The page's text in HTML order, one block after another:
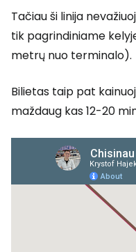
Tačiau ši linija
tik pagrindiniame
metrų nuo terminalo).
Bilietas taip pat
maždaug kas 12-20